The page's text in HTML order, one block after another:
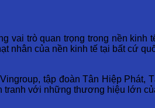
vai trò quan trọng trong nền
nhân của nền kinh tế tại bất cứ
tập đoàn Tân Hiệp Phát,
với những thương hiệu lớn